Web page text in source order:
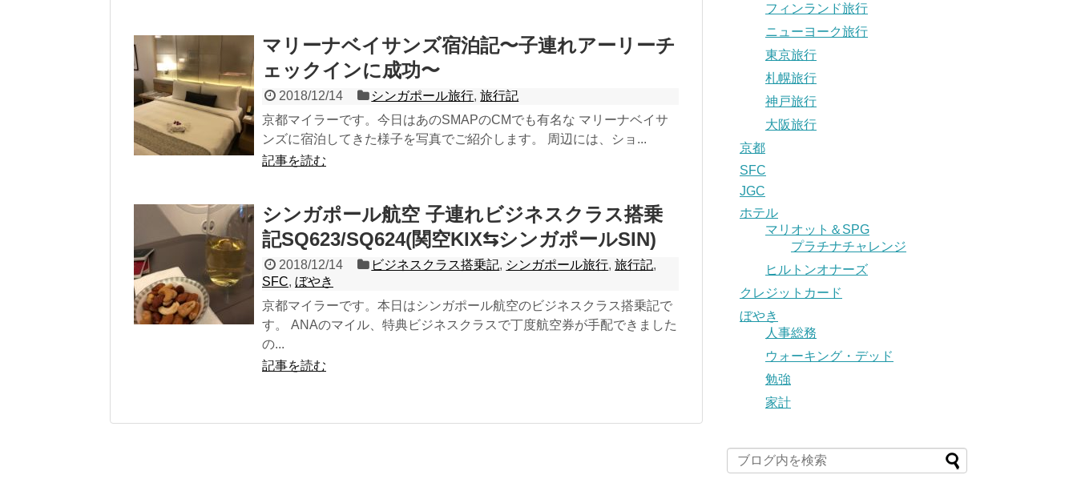
マリーナベイサンズ宿泊記〜子連れアーリーチ
ェックインに成功〜
2018/12/14 シンガポール旅行,旅行記
京都マイラーです。今日はあのSMAPのCMでも有名な マリーナベイサ
ンズに宿泊してきた様子を写真でご紹介します。 周辺には、ショ...
記事を読む
シンガポール航空 子連れビジネスクラス搭乗
記SQ623/SQ624(関空KIX⇆シンガポールSIN)
2018/12/14 ビジネスクラス搭乗記, シンガポール旅行,旅行記,
SFC, ぼやき
京都マイラーです。本日はシンガポール航空のビジネスクラス搭乗記で
す。 ANAのマイル、特典ビジネスクラスで丁度航空券が手配できました
の...
記事を読む
フィンランド旅行
ニューヨーク旅行
東京旅行
札幌旅行
神戸旅行
大阪旅行
京都
SFC
JGC
ホテル
マリオット＆SPG
プラチナチャレンジ
ヒルトンオナーズ
クレジットカード
ぼやき
人事総務
ウォーキング・デッド
勉強
家計